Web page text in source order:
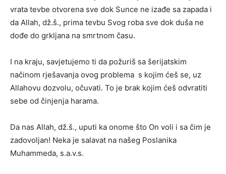
vrata tevbe otvorena sve dok Sunce ne izađe sa zapada i
da Allah, dž.š., prima tevbu Svog roba sve dok duša ne
dođe do grkljana na smrtnom času.
I na kraju, savjetujemo ti da požuriš sa šerijatskim
načinom rješavanja ovog problema s kojim ćeš se, uz
Allahovu dozvolu, očuvati. To je brak kojim ćeš odvratiti
sebe od činjenja harama.
Da nas Allah, dž.š., uputi ka onome što On voli i sa čim je
zadovoljan! Neka je salavat na našeg Poslanika
Muhammeda, s.a.v.s.